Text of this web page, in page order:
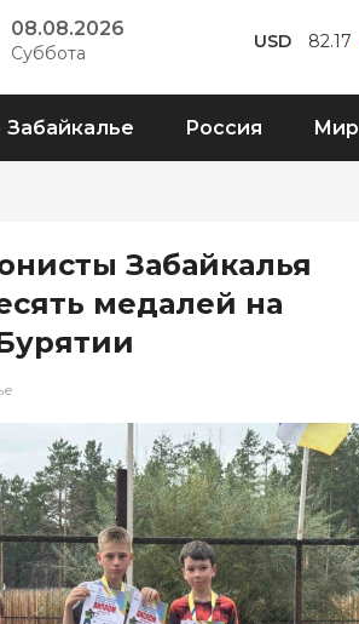
08.08.2026
Суббота
USD 82.17
Забайкалье Россия Мир
Забайкалья
медалей на